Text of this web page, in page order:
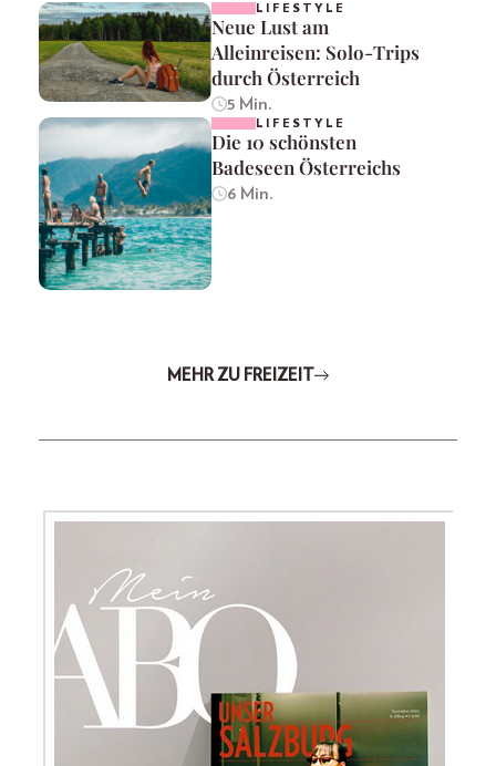
LIFESTYLE
Neue Lust am
Alleinreisen: Solo-Trips
durch Österreich
5 Min.
LIFESTYLE
Die 10 schönsten
Badeseen Österreichs
6 Min.
MEHR ZU FREIZEIT